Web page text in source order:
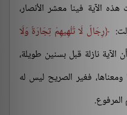
الآية فينا معشر الأنصار،
رِجَالٌ لَا تُلْهِيهِمْ تِجَارَةٌ وَلَا
الآية نازلة قبل بسنين طويلة،
فغير الصريح ليس له